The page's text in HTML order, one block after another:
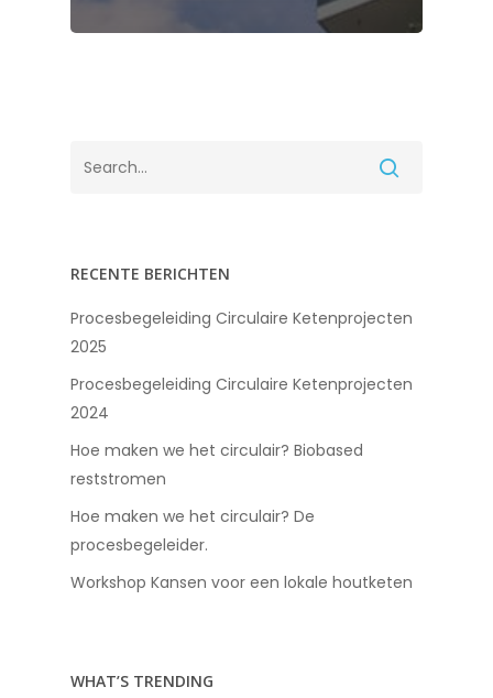
RECENTE BERICHTEN
Procesbegeleiding Circulaire Ketenprojecten
2025
Procesbegeleiding Circulaire Ketenprojecten
2024
Hoe maken we het circulair? Biobased
reststromen
Hoe maken we het circulair? De
procesbegeleider.
Workshop Kansen voor een lokale houtketen
WHAT’S TRENDING